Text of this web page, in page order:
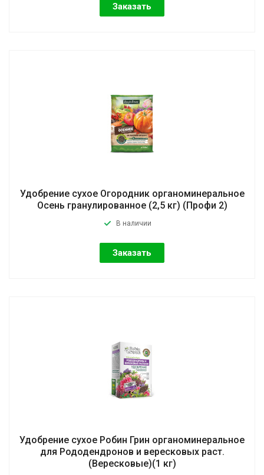
Заказать
Удобрение сухое Огородник органоминеральное
Осень гранулированное (2,5 кг) (Профи 2)
В наличии
Заказать
Удобрение сухое Робин Грин органоминеральное
для Рододендронов и вересковых раст.
(Вересковые)(1 кг)